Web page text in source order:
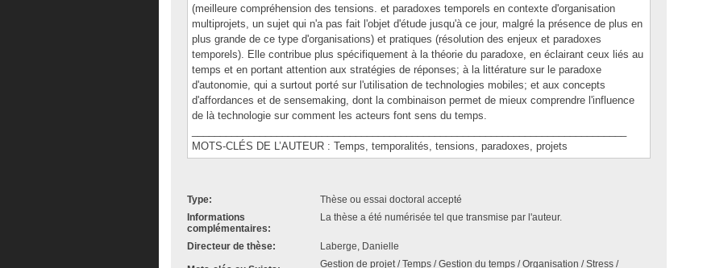
(meilleure compréhension des tensions. et paradoxes temporels en contexte d'organisation
multiprojets, un sujet qui n'a pas fait l'objet d'étude jusqu'à ce jour, malgré la présence de plus en
plus grande de ce type d'organisations) et pratiques (résolution des enjeux et paradoxes
temporels). Elle contribue plus spécifiquement à la théorie du paradoxe, en éclairant ceux liés au
temps et en portant attention aux stratégies de réponses; à la littérature sur le paradoxe
d'autonomie, qui a surtout porté sur l'utilisation de technologies mobiles; et aux concepts
d'affordances et de sensemaking, dont la combinaison permet de mieux comprendre l'influence
de là technologie sur comment les acteurs font sens du temps.
MOTS-CLÉS DE L’AUTEUR : Temps, temporalités, tensions, paradoxes, projets
Type:
Thèse ou essai doctoral accepté
Informations
complémentaires:
La thèse a été numérisée tel que transmise par l'auteur.
Directeur de thèse: Laberge, Danielle
Gestion de projet / Temps / Gestion du temps / Organisation / Stress /